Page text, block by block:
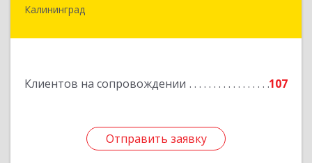
Калининград
Клиентов на сопровождении 107
Отправить заявку
238325, Калининградская обл, Гурьевский р-н,
Отправить заявку